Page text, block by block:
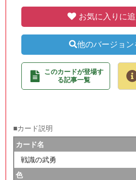
お気に入りに
他のバージョン
このカードが登場す
る記事一覧
■カード説明
カード名
戦識の武勇
色